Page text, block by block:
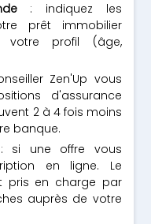
: indiquez les
prêt immobilier
votre profil (âge,
Zen'Up vous
d'assurance
2 à 4 fois moins
banque.
: si une offre vous
en ligne. Le
pris en charge par
auprès de votre